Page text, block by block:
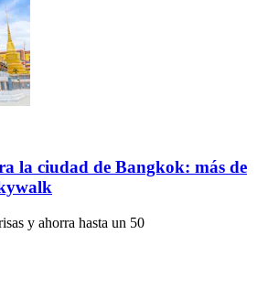
la ciudad de Bangkok: más de
y ahorra hasta un 50